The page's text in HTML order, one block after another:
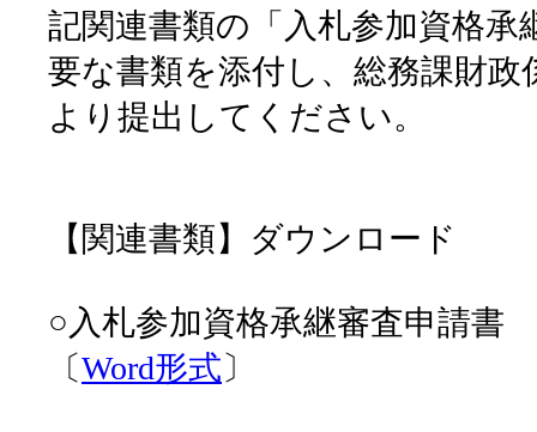
記関連書類の「入札参加資格承
要な書類を添付し、総務課財
より提出してください。
【関連書類】ダウンロード
○入札参加資格承継審査申請
〔Word形式〕